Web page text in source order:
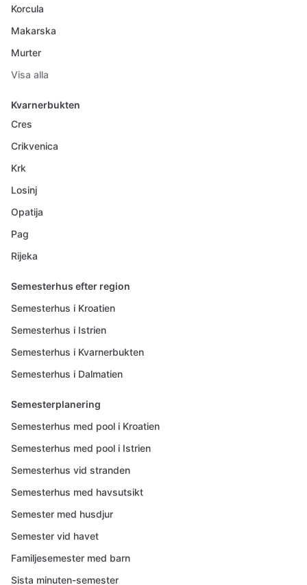
Korcula
Makarska
Murter
Visa alla
Kvarnerbukten
Cres
Crikvenica
Krk
Losinj
Opatija
Pag
Rijeka
Semesterhus efter region
Semesterhus i Kroatien
Semesterhus i Istrien
Semesterhus i Kvarnerbukten
Semesterhus i Dalmatien
Semesterplanering
Semesterhus med pool i Kroatien
Semesterhus med pool i Istrien
Semesterhus vid stranden
Semesterhus med havsutsikt
Semester med husdjur
Semester vid havet
Familjesemester med barn
Sista minuten-semester